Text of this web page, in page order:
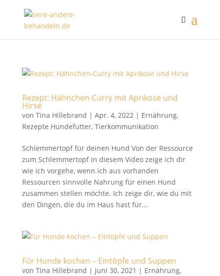
Rezept: Hähnchen-Curry mit Aprikose und
Hirse
von Tina Hillebrand | Apr. 4, 2022| Ernährung,
Rezepte Hundefutter, Tierkommunikation
Schlemmertopf für deinen Hund Von der Ressource
zum Schlemmertopf In diesem Video zeige ich dir
wie ich vorgehe, wenn ich aus vorhanden
Ressourcen sinnvolle Nahrung für einen Hund
zusammen stellen möchte. Ich zeige dir, wie du mit
den Dingen, die du im Haus hast für...
Für Hunde kochen – Eintöpfe und Suppen
von Tina Hillebrand | Juni 30, 2021 | Ernährung,